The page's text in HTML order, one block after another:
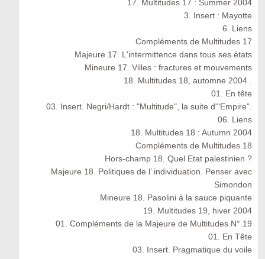
17. Multitudes 17 : Summer 2004
3. Insert : Mayotte
6. Liens
Compléments de Multitudes 17
Majeure 17. L'intermittence dans tous ses états
Mineure 17. Villes : fractures et mouvements
18. Multitudes 18, automne 2004 .
01. En tête
03. Insert. Negri/Hardt : "Multitude", la suite d'"Empire".
06. Liens
18. Multitudes 18 : Autumn 2004
Compléments de Multitudes 18
Hors-champ 18. Quel Etat palestinien ?
Majeure 18. Politiques de l’ individuation. Penser avec
Simondon
Mineure 18. Pasolini à la sauce piquante
19. Multitudes 19, hiver 2004
01. Compléments de la Majeure de Multitudes N° 19
01. En Tête
03. Insert. Pragmatique du voile